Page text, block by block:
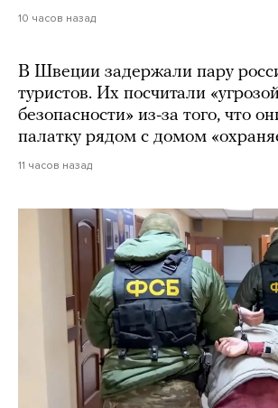
10 часов назад
В Швеции задержали пару
туристов. Их посчитали
безопасности» из-за того, что
палатку рядом с домом
11 часов назад